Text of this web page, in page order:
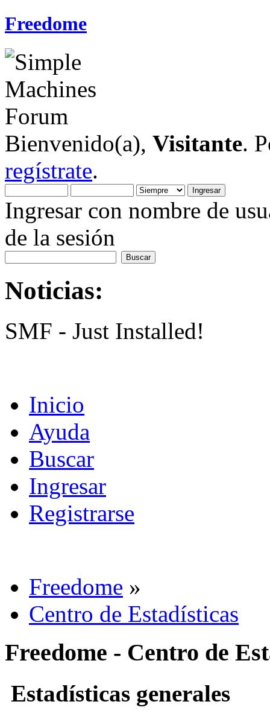
Freedome
Bienvenido(a), Visitante.
regístrate.
Ingresar con nombre de
de la sesión
Noticias:
SMF - Just Installed!
Inicio
Ayuda
Buscar
Ingresar
Registrarse
Freedome »
Centro de Estadísticas
Freedome - Centro de
Estadísticas generales